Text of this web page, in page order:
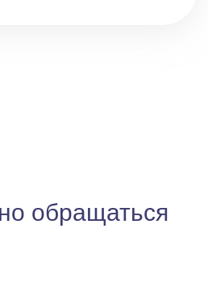
обращаться